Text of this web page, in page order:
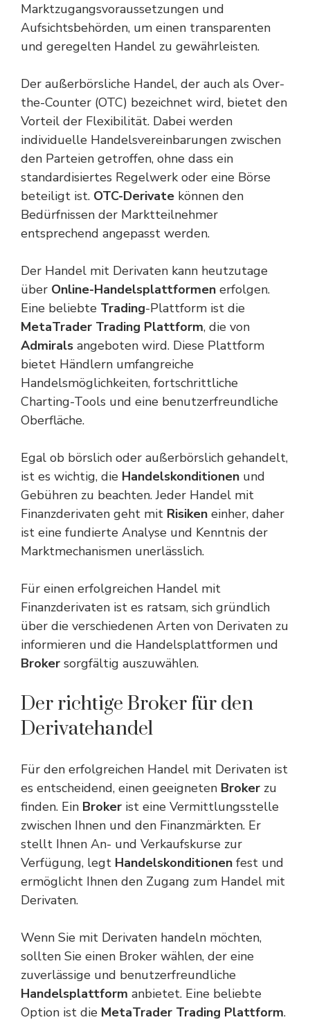
Marktzugangsvoraussetzungen und
Aufsichtsbehörden, um einen transparenten
und geregelten Handel zu gewährleisten.
Der außerbörsliche Handel, der auch als Over-
the-Counter (OTC) bezeichnet wird, bietet den
Vorteil der Flexibilität. Dabei werden
individuelle Handelsvereinbarungen zwischen
den Parteien getroffen, ohne dass ein
standardisiertes Regelwerk oder eine Börse
beteiligt ist. OTC-Derivate können den
Bedürfnissen der Marktteilnehmer
entsprechend angepasst werden.
Der Handel mit Derivaten kann heutzutage
über Online-Handelsplattformen erfolgen.
Eine beliebte Trading-Plattform ist die
MetaTrader Trading Plattform, die von
Admirals angeboten wird. Diese Plattform
bietet Händlern umfangreiche
Handelsmöglichkeiten, fortschrittliche
Charting-Tools und eine benutzerfreundliche
Oberfläche.
Egal ob börslich oder außerbörslich gehandelt,
ist es wichtig, die Handelskonditionen und
Gebühren zu beachten. Jeder Handel mit
Finanzderivaten geht mit Risiken einher, daher
ist eine fundierte Analyse und Kenntnis der
Marktmechanismen unerlässlich.
Für einen erfolgreichen Handel mit
Finanzderivaten ist es ratsam, sich gründlich
über die verschiedenen Arten von Derivaten zu
informieren und die Handelsplattformen und
Broker sorgfältig auszuwählen.
Der richtige Broker für den
Derivatehandel
Für den erfolgreichen Handel mit Derivaten ist
es entscheidend, einen geeigneten Broker zu
finden. Ein Broker ist eine Vermittlungsstelle
zwischen Ihnen und den Finanzmärkten. Er
stellt Ihnen An- und Verkaufskurse zur
Verfügung, legt Handelskonditionen fest und
ermöglicht Ihnen den Zugang zum Handel mit
Derivaten.
Wenn Sie mit Derivaten handeln möchten,
sollten Sie einen Broker wählen, der eine
zuverlässige und benutzerfreundliche
Handelsplattform anbietet. Eine beliebte
Option ist die MetaTrader Trading Plattform.